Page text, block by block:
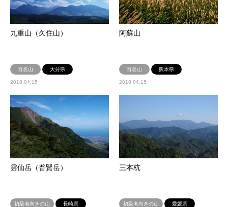
九重山（久住山）
百名山 大分県
2018.04.15
阿蘇山
百名山 熊本県
2018.04.15
雲仙岳（普賢岳）
初級者向きの山 長崎県
三本杭
初級者向きの山 愛媛県